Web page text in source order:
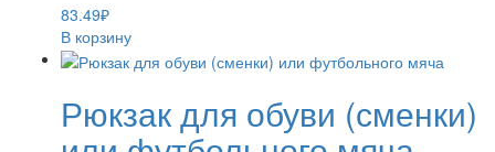
83.49₽
В корзину
Рюкзак для обуви (сменки)